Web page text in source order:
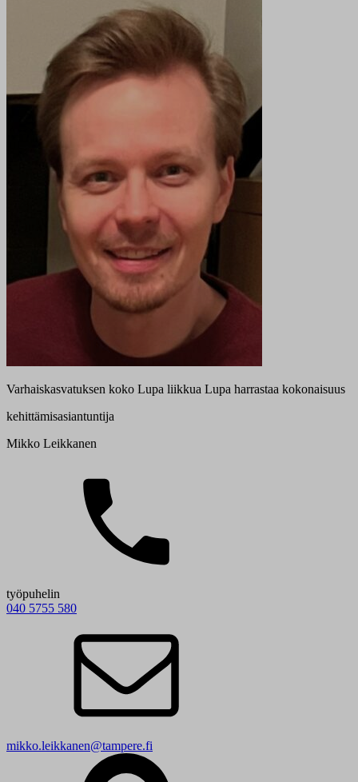
Varhaiskasvatuksen koko Lupa liikkua Lupa harrastaa kokonaisuus
kehittämisasiantuntija
Mikko Leikkanen
työpuhelin
040 5755 580
mikko.leikkanen@tampere.fi